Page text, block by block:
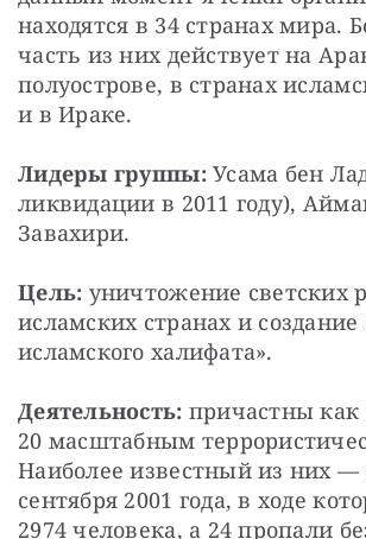
находятся в 34 странах мира.
часть из них действует на
полуострове, в странах
и в Ираке.
Лидеры группы: Усама бен
ликвидации в 2011 году),
Завахири.
Цель: уничтожение светских
исламских странах и создание
исламского халифата».
Деятельность: причастны
20 масштабным
Наиболее известный из них —
сентября 2001 года, в ходе
2974 человека, а 24 пропали